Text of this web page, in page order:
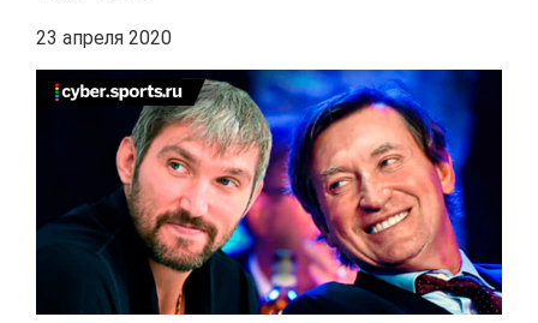
23 апреля 2020